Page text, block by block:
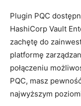
Plugin PQC
HashiCorp Vault
zachętę do​
platformę
połączeniu
PQC,‌ masz
najwyższym